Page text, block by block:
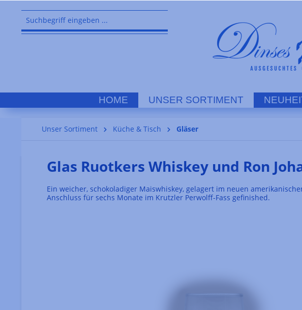
Zur Hauptnavigation springen
HOME UNSER SORTIMENT
Unser Sortiment Küche & Tisch Gläser
Glas Ruotkers Whiskey und Ron
Ein weicher, schokoladiger Maiswhiskey, gelagert im neuen
Anschluss für sechs Monate im Krutzler Perwolff-Fass gefinished.